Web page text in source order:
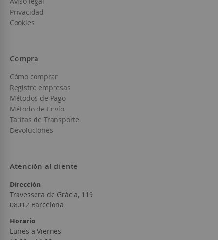
Privacidad
Cookies
Compra
Cómo comprar
Registro empresas
Métodos de Pago
Método de Envío
Tarifas de Transporte
Devoluciones
Atención al cliente
Dirección
Travessera de Gràcia, 119
08012 Barcelona
Horario
Lunes a Viernes